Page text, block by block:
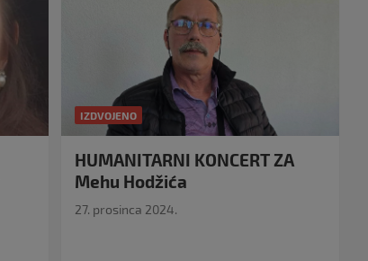
IZDVOJENO
HUMANITARNI KONCERT ZA
Mehu Hodžića
27. prosinca 2024.